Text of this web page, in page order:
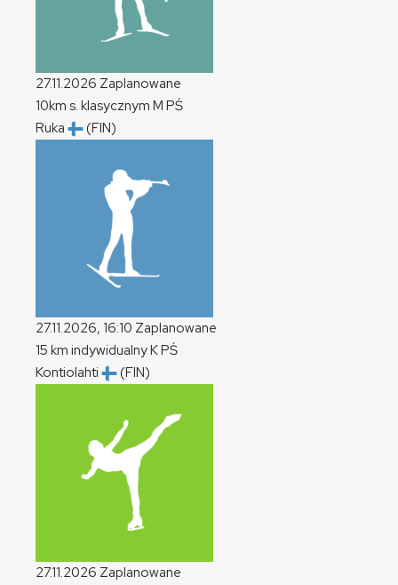
27.11.2026 Zaplanowane
10km s. klasycznym M PŚ
Ruka
(FIN)
27.11.2026, 16:10 Zaplanowane
15 km indywidualnyKPŚ
Kontiolahti
(FIN)
27.11.2026 Zaplanowane